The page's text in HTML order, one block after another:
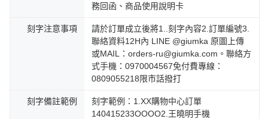
務回函、商品使用說明卡
刻字注意事項
請於訂單成立後將1..刻字內容2.訂單編號3.
聯絡資料12H內 LINE @giumka 原圖上傳
或MAIL：orders-ru@giumka.com。聯絡方
式手機：0970004567免付費專線：
0809055218限市話撥打
刻字備註範例
刻字範例：1.XX購物中心訂單
140415233OOOO2.王曉明手機